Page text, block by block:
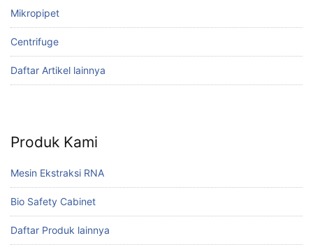
Mikropipet
Centrifuge
Daftar Artikel lainnya
Produk Kami
Mesin Ekstraksi RNA
Bio Safety Cabinet
Daftar Produk lainnya